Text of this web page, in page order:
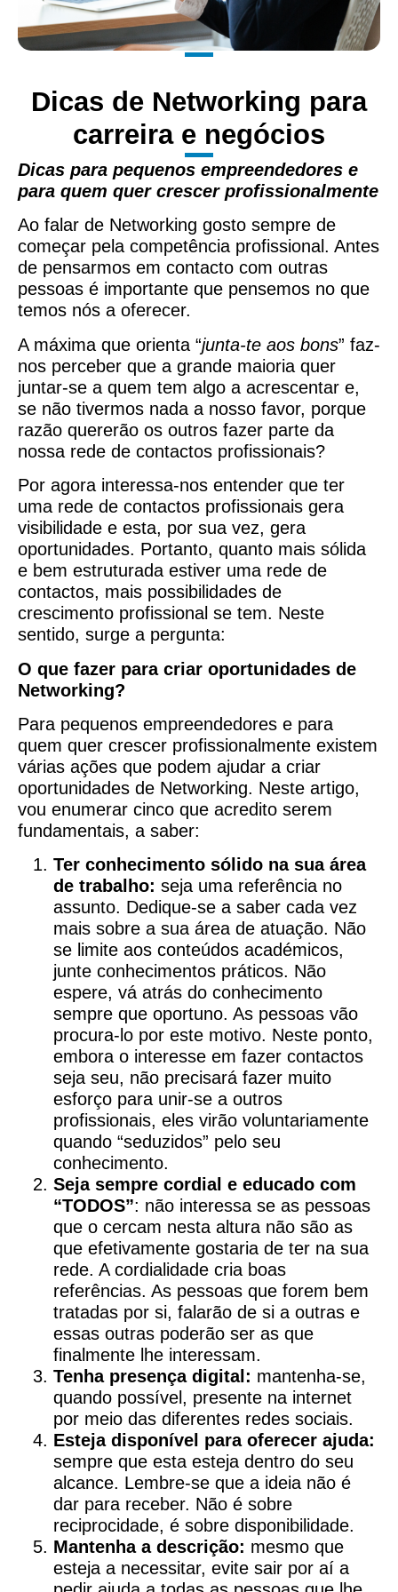
Dicas de Networking para
carreira e negócios
Dicas para pequenos empreendedores e
para quem quer crescer profissionalmente
Ao falar de Networking gosto sempre de
começar pela competência profissional. Antes
de pensarmos em contacto com outras
pessoas é importante que pensemos no que
temos nós a oferecer.
A máxima que orienta “junta-te aos bons” faz-
nos perceber que a grande maioria quer
juntar-se a quem tem algo a acrescentar e,
se não tivermos nada a nosso favor, porque
razão quererão os outros fazer parte da
nossa rede de contactos profissionais?
Por agora interessa-nos entender que ter
uma rede de contactos profissionais gera
visibilidade e esta, por sua vez, gera
oportunidades. Portanto, quanto mais sólida
e bem estruturada estiver uma rede de
contactos, mais possibilidades de
crescimento profissional se tem. Neste
sentido, surge a pergunta:
O que fazer para criar oportunidades de
Networking?
Para pequenos empreendedores e para
quem quer crescer profissionalmente existem
várias ações que podem ajudar a criar
oportunidades de Networking. Neste artigo,
vou enumerar cinco que acredito serem
fundamentais, a saber:
Ter conhecimento sólido na sua área
de trabalho: seja uma referência no
assunto. Dedique-se a saber cada vez
mais sobre a sua área de atuação. Não
se limite aos conteúdos académicos,
junte conhecimentos práticos. Não
espere, vá atrás do conhecimento
sempre que oportuno. As pessoas vão
procura-lo por este motivo. Neste ponto,
embora o interesse em fazer contactos
seja seu, não precisará fazer muito
esforço para unir-se a outros
profissionais, eles virão voluntariamente
quando “seduzidos” pelo seu
conhecimento.
Seja sempre cordial e educado com
“TODOS”: não interessa se as pessoas
que o cercam nesta altura não são as
que efetivamente gostaria de ter na sua
rede. A cordialidade cria boas
referências. As pessoas que forem bem
tratadas por si, falarão de si a outras e
essas outras poderão ser as que
finalmente lhe interessam.
Tenha presença digital: mantenha-se,
quando possível, presente na internet
por meio das diferentes redes sociais.
Esteja disponível para oferecer ajuda:
sempre que esta esteja dentro do seu
alcance. Lembre-se que a ideia não é
dar para receber. Não é sobre
reciprocidade, é sobre disponibilidade.
Mantenha a descrição: mesmo que
esteja a necessitar, evite sair por aí a